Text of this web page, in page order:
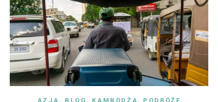
AZJA , BLOG, KAMBODŻA, PODRÓŻE